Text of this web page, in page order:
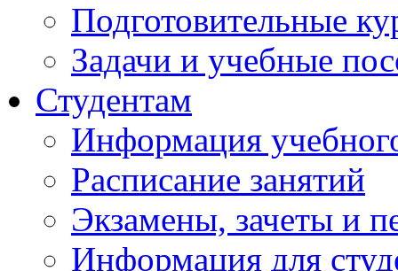
Подготовительные
Задачи и учебные
Студентам
Информация
Расписание занятий
Экзамены, зачеты и
Информация для